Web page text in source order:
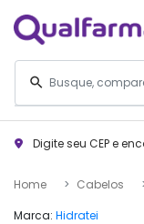
Digite seu CEP e
Home Cabelos
Marca: Hidratei